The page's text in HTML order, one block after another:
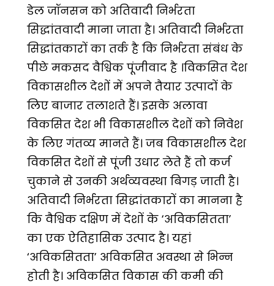
डेल जॉनसन को अतिवादी निर्भरता
सिद्धांतवादी माना जाता है। अतिवादी निर्भरता
सिद्धांतकारों का तर्क है कि निर्भरता संबंध के
पीछे मकसद वैश्विक पूंजीवाद है ।विकसित देश
विकासशील देशों में अपने तैयार उत्पादों के
लिए बाजार तलाशते हैं। इसके अलावा
विकसित देश भी विकासशील देशों को निवेश
के लिए गंतव्य मानते हैं। जब विकासशील देश
विकसित देशों से पूंजी उधार लेते हैं तो कर्ज
चुकाने से उनकी अर्थव्यवस्था बिगड़ जाती है।
अतिवादी निर्भरता सिद्धांतकारों का मानना है
कि वैश्विक दक्षिण में देशों के ‘अविकसितता’
का एक ऐतिहासिक उत्पाद है। यहां
‘अविकसितता’ अविकसित अवस्था से भिन्न
होती है। अविकसित विकास की कमी की